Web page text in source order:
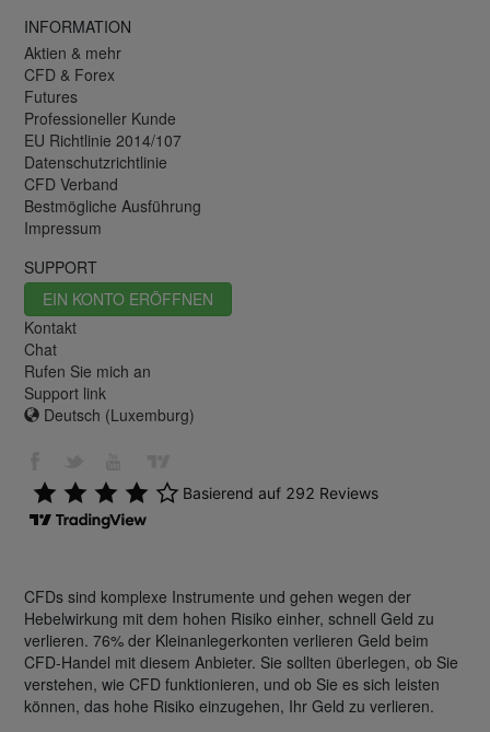
INFORMATION
Aktien & mehr
CFD & Forex
Futures
Professioneller Kunde
EU Richtlinie 2014/107
Datenschutzrichtlinie
CFD Verband
Bestmögliche Ausführung
Impressum
SUPPORT
EIN KONTO ERÖFFNEN
Kontakt
Chat
Rufen Sie mich an
Support link
Deutsch (Luxemburg)
CFDs sind komplexe Instrumente und gehen wegen der
Hebelwirkung mit dem hohen Risiko einher, schnell Geld zu
verlieren. 76% der Kleinanlegerkonten verlieren Geld beim
CFD-Handel mit diesem Anbieter. Sie sollten überlegen, ob Sie
verstehen, wie CFD funktionieren, und ob Sie es sich leisten
können, das hohe Risiko einzugehen, Ihr Geld zu verlieren.